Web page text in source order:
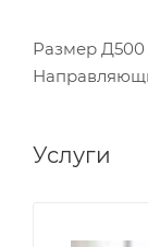
Размер
Услуги